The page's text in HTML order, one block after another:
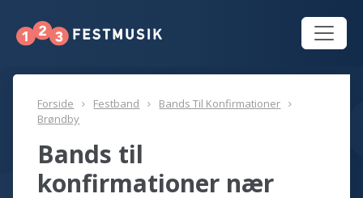
Forside Festband
Bands Til Konfirmationer
Brøndby
Bands til
konfirmationer nær